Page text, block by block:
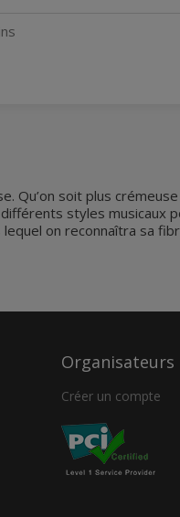
Qu’on soit plus
styles musicaux
on reconnaîtra sa
Organisateurs
Créer un compte